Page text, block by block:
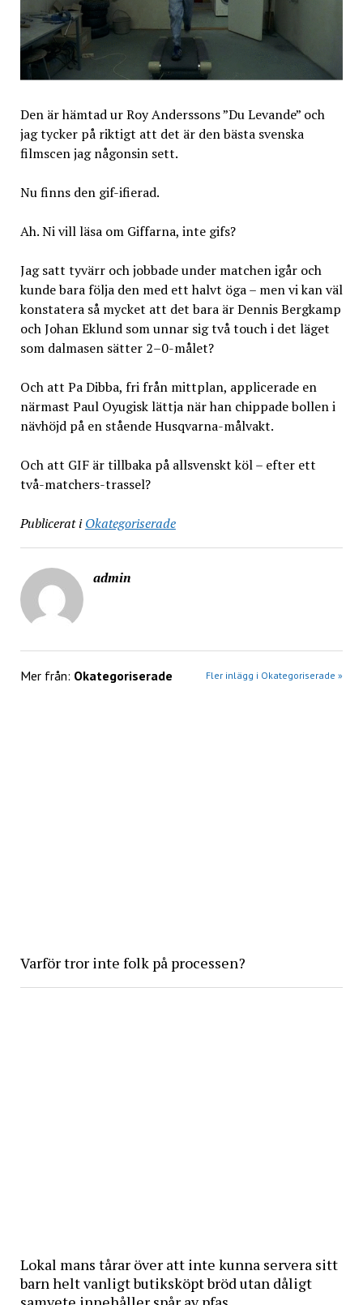
Den är hämtad ur Roy Anderssons ”Du Levande” och
jag tycker på riktigt att det är den bästa svenska
filmscen jag någonsin sett.
Nu finns den gif-ifierad.
Ah. Ni vill läsa om Giffarna, inte gifs?
Jag satt tyvärr och jobbade under matchen igår och
kunde bara följa den med ett halvt öga – men vi kan väl
konstatera så mycket att det bara är Dennis Bergkamp
och Johan Eklund som unnar sig två touch i det läget
som dalmasen sätter 2–0-målet?
Och att Pa Dibba, fri från mittplan, applicerade en
närmast Paul Oyugisk lättja när han chippade bollen i
nävhöjd på en stående Husqvarna-målvakt.
Och att GIF är tillbaka på allsvenskt köl – efter ett
två-matchers-trassel?
Publicerat i Okategoriserade
admin
Mer från: Okategoriserade Fler inlägg i Okategoriserade »
Varför tror inte folk på processen?
Lokal mans tårar över att inte kunna servera sitt
barn helt vanligt butiksköpt bröd utan dåligt